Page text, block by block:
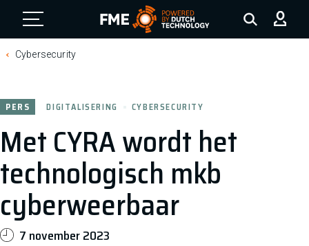
FME Logo, to the homepage
Cybersecurity
Met CYRA wordt het
technologisch mkb
cyberweerbaar
PERS DIGITALISERING CYBERSECURITY
7 november 2023